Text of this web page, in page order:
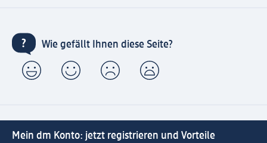
Wie gefällt Ihnen diese Seite?
Mein dm Konto: jetzt registrieren und Vorteile